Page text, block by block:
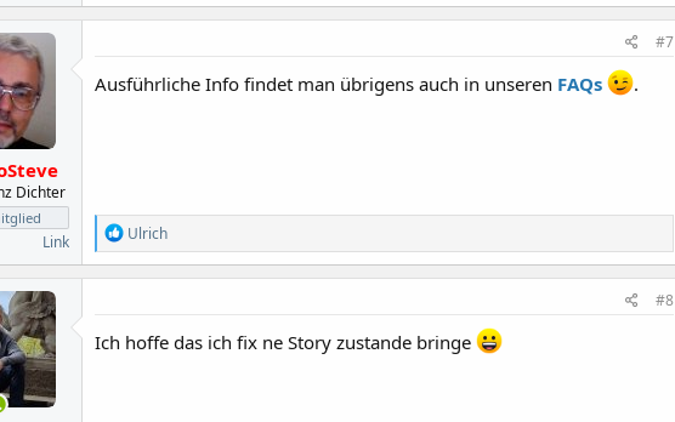
a
o
Dichter
Link
#7
Ausführliche Info findet man übrigens auch in unseren FAQs .
R
e
a
o
Ulrich
#8
Ich hoffe das ich fix ne Story zustande bringe